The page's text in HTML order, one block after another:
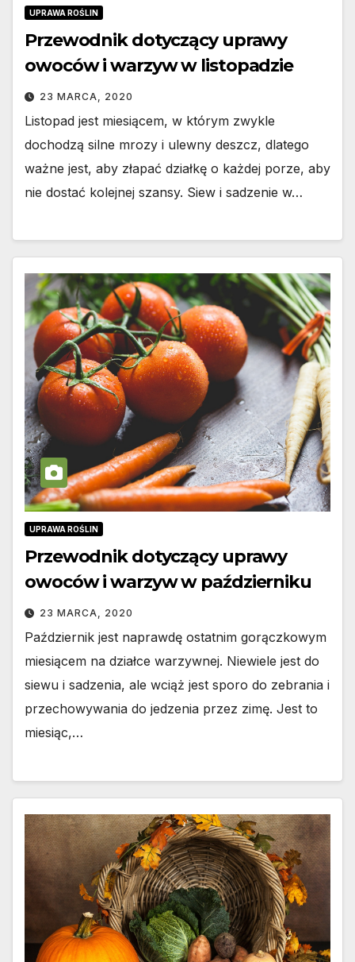
UPRAWA ROŚLIN
Przewodnik dotyczący uprawy
owoców i warzyw w listopadzie
23 MARCA, 2020
Listopad jest miesiącem, w którym zwykle
dochodzą silne mrozy i ulewny deszcz, dlatego
ważne jest, aby złapać działkę o każdej porze, aby
nie dostać kolejnej szansy. Siew i sadzenie w…
UPRAWA ROŚLIN
Przewodnik dotyczący uprawy
owoców i warzyw w październiku
23 MARCA, 2020
Październik jest naprawdę ostatnim gorączkowym
miesiącem na działce warzywnej. Niewiele jest do
siewu i sadzenia, ale wciąż jest sporo do zebrania i
przechowywania do jedzenia przez zimę. Jest to
miesiąc,…